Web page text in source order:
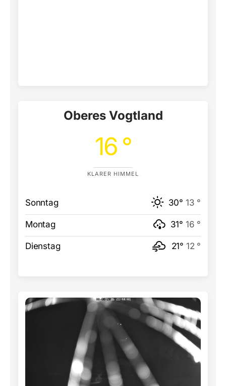
Oberes Vogtland
16 °
KLARER HIMMEL
Sonntag 30° 13 °
Montag 31° 16 °
Dienstag 21° 12 °